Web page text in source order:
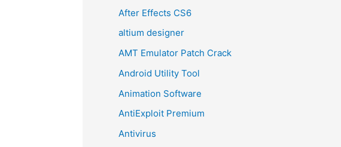
After Effects CS6
altium designer
AMT Emulator Patch Crack
Android Utility Tool
Animation Software
AntiExploit Premium
Antivirus